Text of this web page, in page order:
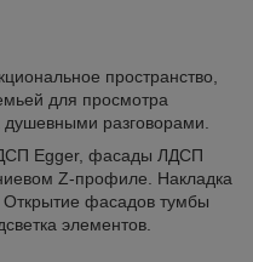
пространство,
для просмотра
разговорами.
Egger, фасады ЛДСП
Z-профиле. Накладка
Открытие фасадов тумбы
элементов.